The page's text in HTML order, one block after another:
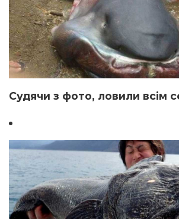
Судячи з фото, ловили всім